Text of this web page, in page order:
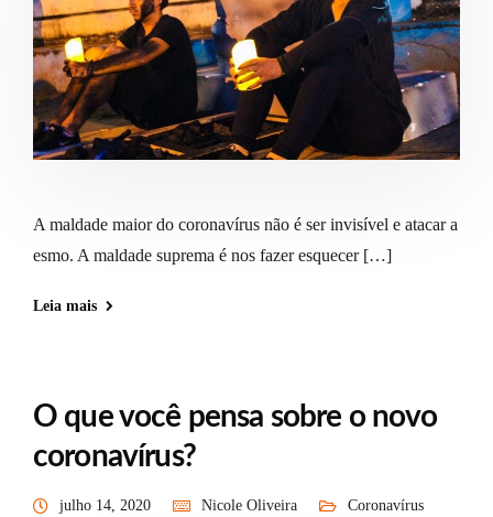
A maldade maior do coronavírus não é ser invisível e atacar a
esmo. A maldade suprema é nos fazer esquecer […]
Leia mais
O que você pensa sobre o novo
coronavírus?
julho 14, 2020 Nicole Oliveira
Coronavírus